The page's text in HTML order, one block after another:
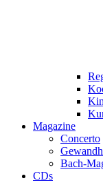
Magazine
Concerto
Bach-
CDs